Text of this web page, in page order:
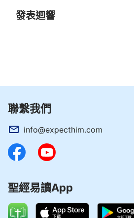
發表迴響
聯繫我們
info@expecthim.com
聖經易讀App